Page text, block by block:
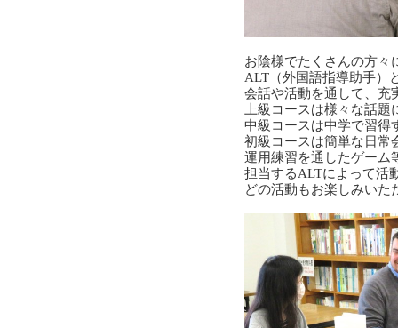
お陰様でたくさんの方々
ALT（外国語指導助手）
会話や活動を通して、充
上級コースは様々な話
中級コースは中学で習得
初級コースは簡単な日常
運用練習を通したゲーム
担当するALTによって活
どの活動もお楽しみいた